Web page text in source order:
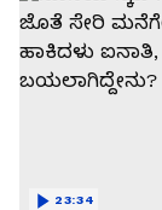
23:34